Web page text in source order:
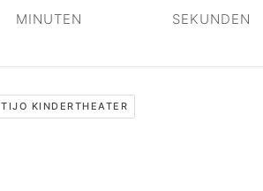
MINUTEN SEKUNDEN
TIJO KINDERTHEATER